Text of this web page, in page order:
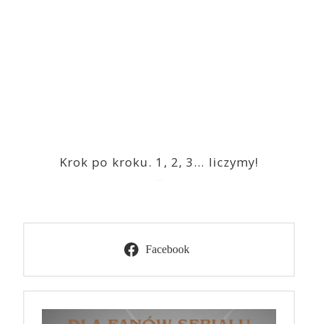
Krok po kroku. 1, 2, 3… liczymy!
Facebook